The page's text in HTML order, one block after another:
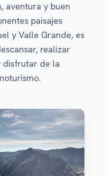
aventura y buen
paisajes
y Valle Grande, es
realizar
disfrutar de la